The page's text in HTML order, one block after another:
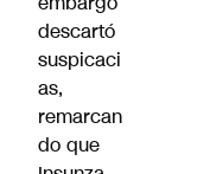
descartó
suspicaci
as,
remarcan
do que